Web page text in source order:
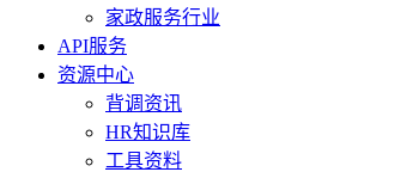
家政服务行业
API服务
资源中心
背调资讯
HR知识库
工具资料